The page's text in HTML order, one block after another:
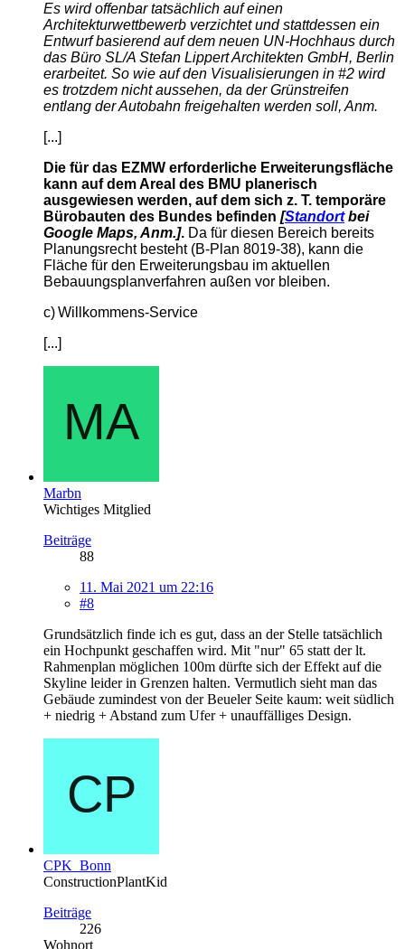
Es wird offenbar tatsächlich auf einen
Architekturwettbewerb verzichtet und stattdessen ein
Entwurf basierend auf dem neuen UN-Hochhaus durch
das Büro SL/A Stefan Lippert Architekten GmbH, Berlin
erarbeitet. So wie auf den Visualisierungen in #2 wird
es trotzdem nicht aussehen, da der Grünstreifen
entlang der Autobahn freigehalten werden soll, Anm.
[...]
Die für das EZMW erforderliche Erweiterungsfläche
kann auf dem Areal des BMU planerisch
ausgewiesen werden, auf dem sich z. T. temporäre
Bürobauten des Bundes befinden [Standortbei
Google Maps, Anm.]. Da für diesen Bereich bereits
Planungsrecht besteht (B-Plan 8019-38), kann die
Fläche für den Erweiterungsbau im aktuellen
Bebauungsplanverfahren außen vor bleiben.
c)Willkommens-Service
[...]
Marbn
Wichtiges Mitglied
Beiträge
88
11. Mai 2021 um 22:16
#8
Grundsätzlich finde ich es gut, dass an der Stelle tatsächlich
ein Hochpunkt geschaffen wird. Mit "nur" 65 statt der lt.
Rahmenplan möglichen 100m dürfte sich der Effekt auf die
Skyline leider in Grenzen halten. Vermutlich sieht man das
Gebäude zumindest von der Beueler Seite kaum: weit südlich
+ niedrig + Abstand zum Ufer + unauffälliges Design.
CPK_Bonn
ConstructionPlantKid
Beiträge
226
Wohnort